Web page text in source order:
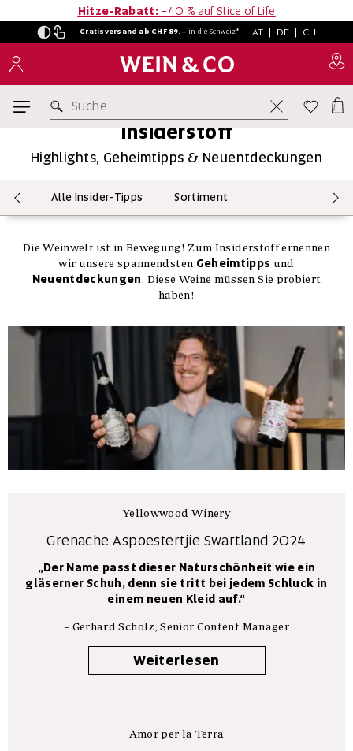
Hitze-Rabatt: −40 % auf Slice of Life
Gratisversand ab CHF 89.– in die Schweiz* AT | DE | CH
Suche
Insiderstoff
Highlights, Geheimtipps & Neuentdeckungen
Alle Insider-Tipps Sortiment
Die Weinwelt ist in Bewegung! Zum Insiderstoff ernennen
wir unsere spannendsten Geheimtipps und
Neuentdeckungen. Diese Weine müssen Sie probiert
haben!
Yellowwood Winery
Grenache Aspoestertjie Swartland 2024
„Der Name passt dieser Naturschönheit wie ein
gläserner Schuh, denn sie tritt bei jedem Schluck in
einem neuen Kleid auf.“
– Gerhard Scholz, Senior Content Manager
Weiterlesen
Amor per la Terra